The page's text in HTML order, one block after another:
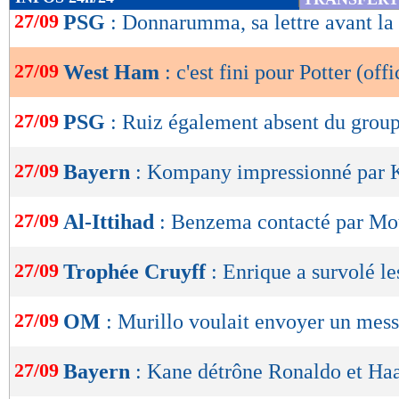
de
OK
27/09 PSG : Donnarumma, sa lettre avant
27/09 West Ham : c'est fini pour Potter
27/09 PSG : Ruiz également absent du
27/09 Bayern : Kompany impressionné par
27/09 Al-Ittihad : Benzema contacté par
27/09 Trophée Cruyff : Enrique a survolé
27/09 OM : Murillo voulait envoyer un
27/09 Bayern : Kane détrône Ronaldo et